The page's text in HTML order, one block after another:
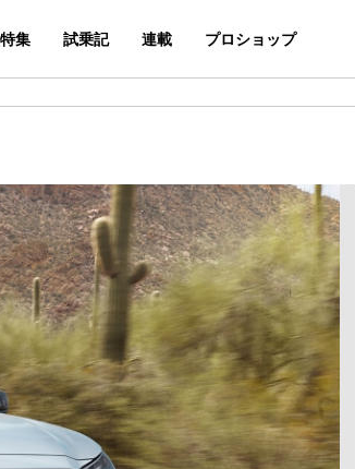
特集 試乗記 連載 プロショップ